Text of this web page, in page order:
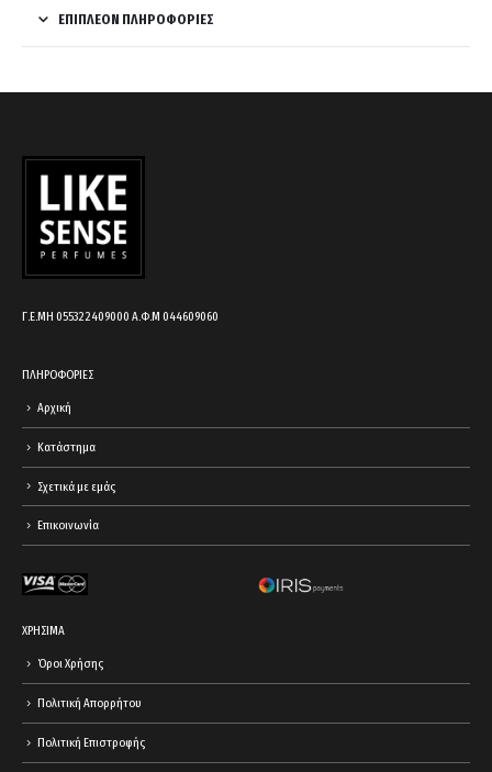
before
cart.
ΕΠΙΠΛΈΟΝ ΠΛΗΡΟΦΟΡΊΕΣ
Γ.Ε.ΜΗ 055322409000 Α.Φ.Μ 044609060
ΠΛΗΡΟΦΟΡΙΕΣ
Αρχική
Κατάστημα
Σχετικά με εμάς
Επικοινωνία
ΧΡΗΣΙΜΑ
Όροι Χρήσης
Πολιτική Απορρήτου
Πολιτική Επιστροφής